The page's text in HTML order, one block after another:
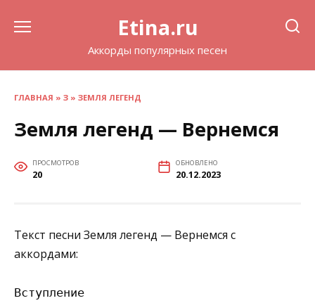
Etina.ru
Аккорды популярных песен
ГЛАВНАЯ » З » ЗЕМЛЯ ЛЕГЕНД
Земля легенд — Вернемся
ПРОСМОТРОВ
20
ОБНОВЛЕНО
20.12.2023
Текст песни Земля легенд — Вернемся с
аккордами:
Вступление